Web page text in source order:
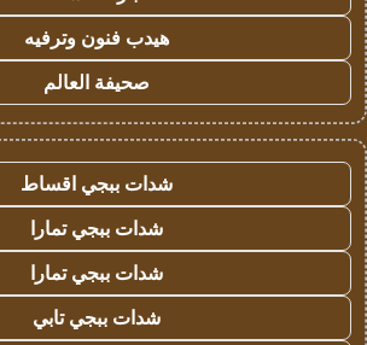
هيدب فنون وترفيه
صحيفة العالم
شدات ببجي اقساط
شدات ببجي تمارا
شدات ببجي تمارا
شدات ببجي تابي